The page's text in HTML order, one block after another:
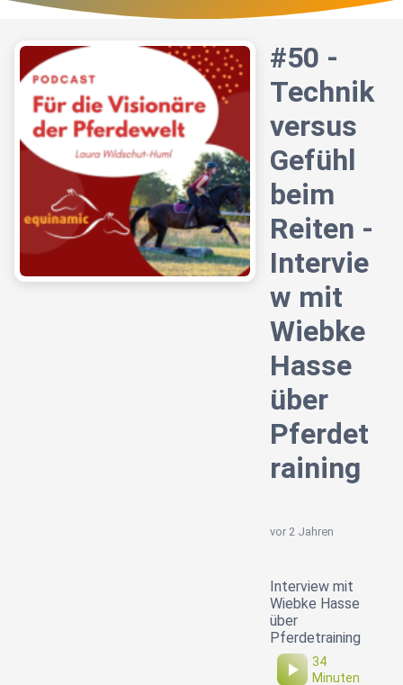
#50 -
Technik
versus
Gefühl
beim
Reiten -
Intervie
w mit
Wiebke
Hasse
über
Pferdet
raining
vor 2 Jahren
Interview mit
Wiebke Hasse
über
Pferdetraining
34
Minuten